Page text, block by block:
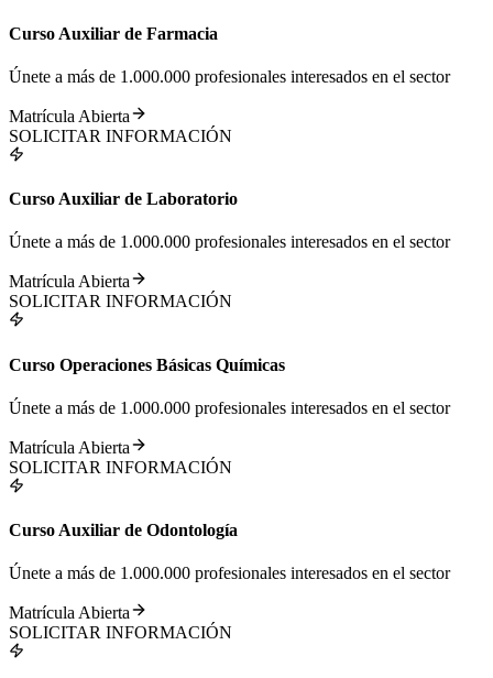
Curso Auxiliar de Farmacia
Únete a más de 1.000.000 profesionales interesados en el sector
Matrícula Abierta
SOLICITAR INFORMACIÓN
Curso Auxiliar de Laboratorio
Únete a más de 1.000.000 profesionales interesados en el sector
Matrícula Abierta
SOLICITAR INFORMACIÓN
Curso Operaciones Básicas Químicas
Únete a más de 1.000.000 profesionales interesados en el sector
Matrícula Abierta
SOLICITAR INFORMACIÓN
Curso Auxiliar de Odontología
Únete a más de 1.000.000 profesionales interesados en el sector
Matrícula Abierta
SOLICITAR INFORMACIÓN